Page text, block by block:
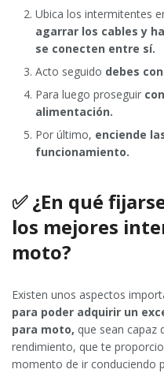
Ubica los intermitentes
agarrar los cables y
se conecten entre sí.
Acto seguido debes
Para luego proseguir
alimentación.
Por último, enciende
funcionamiento.
✅ ¿En qué
los mejores
moto?
Existen unos aspectos
para poder adquirir un
para moto, que sean capaz
rendimiento, que te
momento de ir conduciendo